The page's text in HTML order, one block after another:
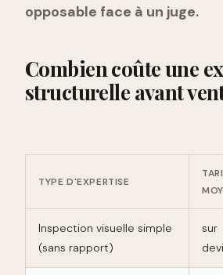
opposable face à un juge.
Combien coûte une
structurelle avant
TYPE D'EXPERTISE
Inspection visuelle simple
(sans rapport)
sur